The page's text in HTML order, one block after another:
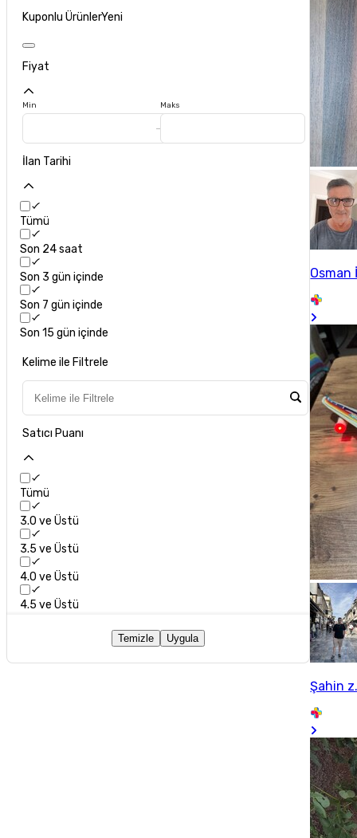
Kuponlu ÜrünlerYeni
Fiyat
Min Maks
İlan Tarihi
Tümü
Son 24 saat
Son 3 gün içinde
Son 7 gün içinde
Son 15 gün içinde
Kelime ile Filtrele
Satıcı Puanı
Tümü
3.0 ve Üstü
3.5 ve Üstü
4.0 ve Üstü
4.5 ve Üstü
Temizle Uygula
Osman
Şahin